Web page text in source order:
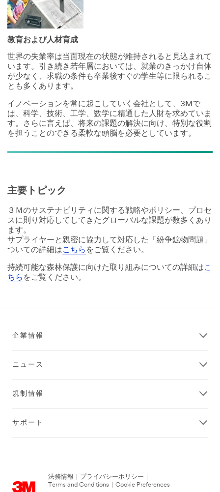
教育および人材育成
世界の失業率は当面現在の状態が維持されると見込まれて
います。引き続き若年層においては、就業のきっかけ自体
が少なく、求職の条件も卒業後すぐの学生等に限られるこ
とも多くあります。
イノベーションを常に起こしていく会社として、3Mで
は、科学、技術、工学、数学に精通した人財を求めていま
す。さらに言えば、将来の課題の解決に向け、特別な役割
を担うことのできる柔軟な頭脳を必要としています。
主要トピック
３Ｍのサステナビリティに関する戦略やポリシー、プロセ
スに則り対応してしてきたグローバルな課題が数多くあり
ます。
サプライヤーと親密に協力して対応した「紛争鉱物問題」
ついての詳細はこちら をご覧ください。
持続可能な森林保護に向けた取り組みについての詳細はこ
ちら をご覧ください。
企業情報
ニュース
規制情報
サポート
法務情報 プライバシーポリシー
Terms and Conditions
Cookie Preferences